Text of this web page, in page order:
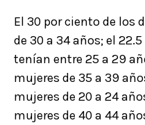
El 30 por ciento de los
de 30 a 34 años; el
tenían entre 25 a 29
mujeres de 35 a 39
mujeres de 20 a 24
mujeres de 40 a 44